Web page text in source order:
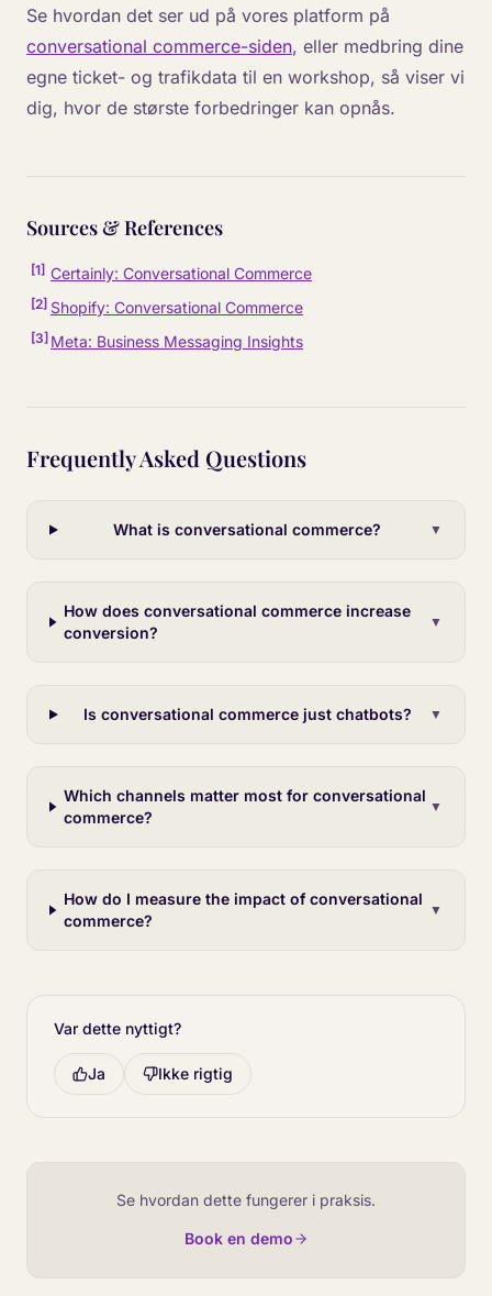
Se hvordan det ser ud på vores platform på
conversational commerce-siden, eller medbring dine
egne ticket- og trafikdata til en workshop, så viser vi
dig, hvor de største forbedringer kan opnås.
Sources & References
[1] Certainly: Conversational Commerce
[2] Shopify: Conversational Commerce
[3] Meta: Business Messaging Insights
Frequently Asked Questions
What is conversational commerce? ▼
How does conversational commerce increase
conversion?
▼
Is conversational commerce just chatbots? ▼
Which channels matter most for conversational
commerce?
▼
How do I measure the impact of conversational
commerce?
▼
Var dette nyttigt?
Ja Ikke rigtig
Se hvordan dette fungerer i praksis.
Book en demo